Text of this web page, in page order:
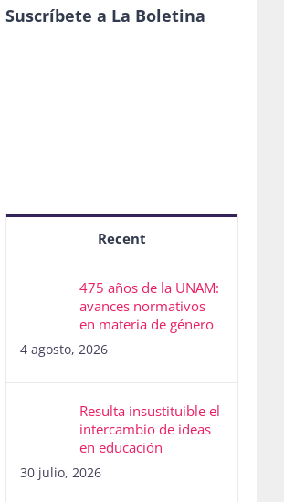
Suscríbete a La Boletina
Recent
475 años de la UNAM:
avances normativos
en materia de género
4 agosto, 2026
Resulta insustituible el
intercambio de ideas
en educación
30 julio, 2026